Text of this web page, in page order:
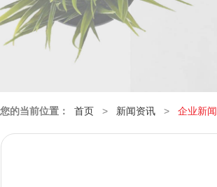
您的当前位置： 首页 > 新闻资讯 > 企业新闻